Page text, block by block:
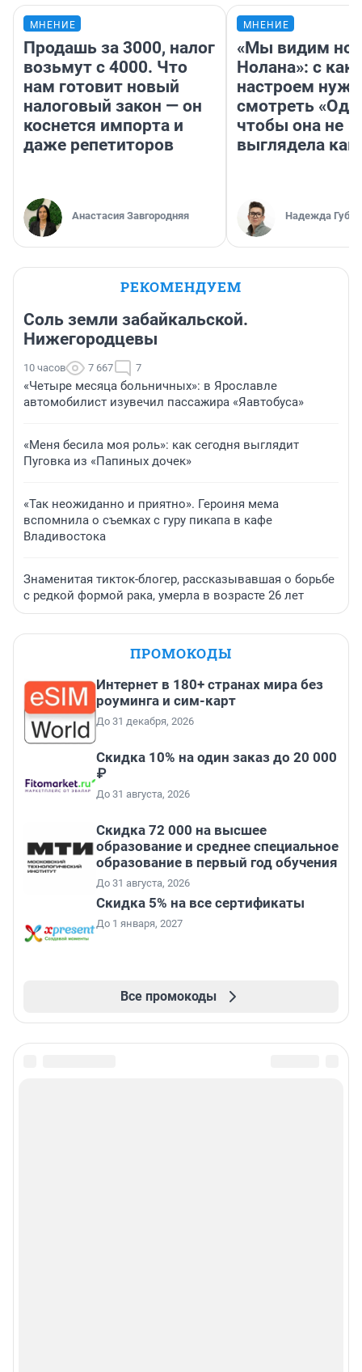
МНЕНИЕ
Продашь за 3000, налог
возьмут с 4000. Что
нам готовит новый
налоговый закон — он
коснется импорта и
даже репетиторов
Анастасия Завгородняя
МНЕНИЕ
«Мы видим
Нолана»: с
настроем
смотреть
чтобы она не
выглядела как
Надежда
РЕКОМЕНДУЕМ
Соль земли забайкальской.
Нижегородцевы
10 часов 7 667 7
«Четыре месяца больничных»: в Ярославле
автомобилист изувечил пассажира «Яавтобуса»
«Меня бесила моя роль»: как сегодня выглядит
Пуговка из «Папиных дочек»
«Так неожиданно и приятно». Героиня мема
вспомнила о съемках с гуру пикапа в кафе
Владивостока
Знаменитая тикток-блогер, рассказывавшая о борьбе
с редкой формой рака, умерла в возрасте 26 лет
ПРОМОКОДЫ
Интернет в 180+ странах мира без
роуминга и сим-карт
До 31 декабря, 2026
Скидка 10% на один заказ до 20 000
₽
До 31 августа, 2026
Скидка 72 000 на высшее
образование и среднее специальное
образование в первый год обучения
До 31 августа, 2026
Скидка 5% на все сертификаты
До 1 января, 2027
Все промокоды